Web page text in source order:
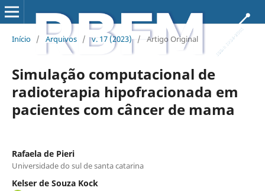
Início / Arquivos / v. 17 (2023) / Artigo Original
Simulação computacional de
radioterapia hipofracionada em
pacientes com câncer de mama
Rafaela de Pieri
Universidade do sul de santa catarina
Kelser de Souza Kock